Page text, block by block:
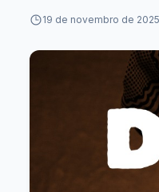
19 de novembro de 2025